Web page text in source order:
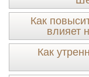
Как
влияет
Как